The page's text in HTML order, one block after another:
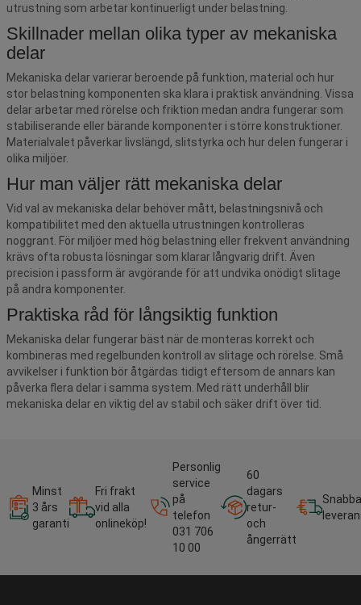
utrustning som arbetar kontinuerligt under belastning.
Skillnader mellan olika typer av mekaniska
delar
Mekaniska delar varierar beroende på funktion, material och hur
stor belastning komponenten ska klara i praktisk användning. Vissa
delar arbetar med rörelse och friktion medan andra fungerar som
stabiliserande eller bärande komponenter i större konstruktioner.
Materialvalet påverkar livslängd, slitstyrka och hur delen fungerar i
olika miljöer.
Hur man väljer rätt mekaniska delar
Vid val av mekaniska delar behöver mått, belastningsnivå och
kompatibilitet med den aktuella utrustningen kontrolleras
noggrant. För miljöer med hög belastning eller frekvent användning
krävs ofta robusta lösningar som klarar långvarig drift. Även
precision i passform är avgörande för att undvika onödigt slitage
på andra komponenter.
Praktiska råd för långsiktig funktion
Mekaniska delar fungerar bäst när de monteras korrekt och
kombineras med regelbunden kontroll av slitage och rörelse. Små
avvikelser i funktion bör åtgärdas tidigt eftersom de annars kan
påverka flera delar i samma system. Med rätt underhåll blir
mekaniska delar en viktig del av stabil och säker drift över tid.
Minst
3 års
garanti
Fri frakt
vid alla
onlineköp!
Personlig
service
på
telefon
031 706
10 00
60
dagars
retur-
och
ångerrätt
Snabba